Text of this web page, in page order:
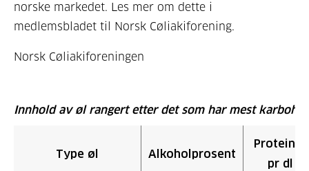
norske markedet. Les mer om dette i
medlemsbladet til Norsk Cøliakiforening.
Norsk Cøliakiforeningen
Innhold av øl rangert etter det som har mest
Type øl Alkoholprosent
Proteiner
pr dl